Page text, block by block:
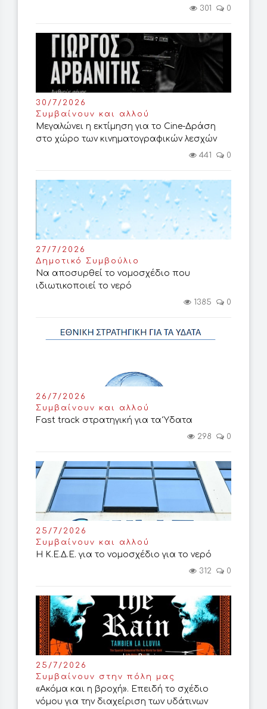
301 0
30/7/2026
Συμβαίνουν και αλλού
Μεγαλώνει η εκτίμηση για το Cine-Δράση
στο χώρο των κινηματογραφικών λεσχών
441 0
27/7/2026
Δημοτικό Συμβούλιο
Να αποσυρθεί το νομοσχέδιο που
ιδιωτικοποιεί το νερό
1385 0
26/7/2026
Συμβαίνουν και αλλού
Fast track στρατηγική για τα Ύδατα
298 0
25/7/2026
Συμβαίνουν και αλλού
Η Κ.Ε.Δ.Ε. για το νομοσχέδιο για το νερό
312 0
25/7/2026
Συμβαίνουν στην πόλη μας
«Ακόμα και η βροχή». Επειδή το σχέδιο
νόμου για την διαχείριση των υδάτινων